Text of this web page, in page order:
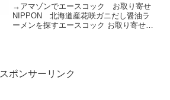
→アマゾンでエースコック お取り寄せ
NIPPON 北海道産花咲ガニだし醤油ラ
ーメンを探すエースコック お取り寄せ
スポンサーリンク